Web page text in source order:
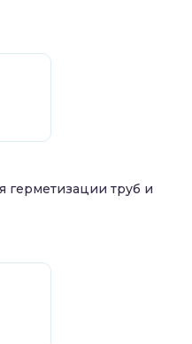
герметизации труб и